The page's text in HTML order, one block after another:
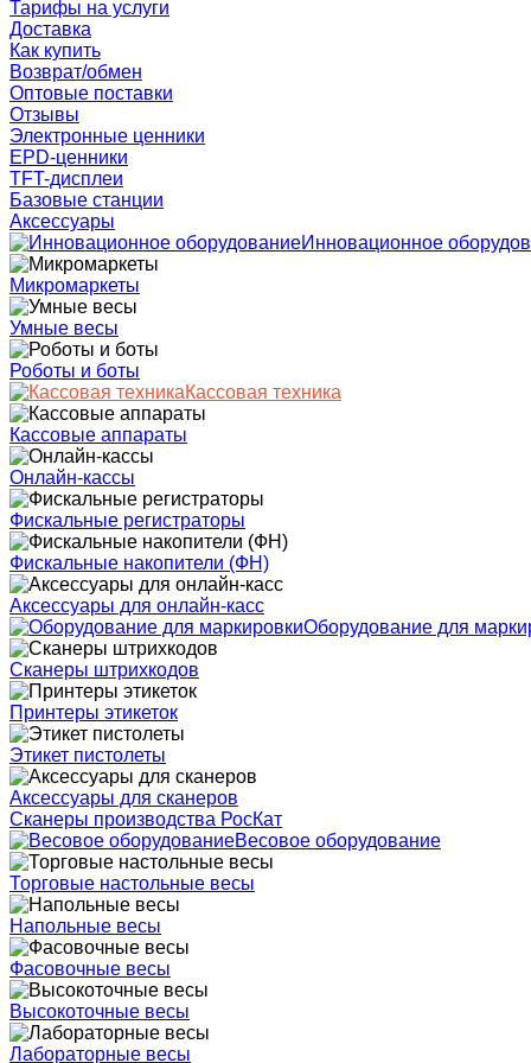
Тарифы на услуги
Доставка
Как купить
Возврат/обмен
Оптовые поставки
Отзывы
Электронные ценники
EPD-ценники
TFT-дисплеи
Базовые станции
Аксессуары
Инновационное
Микромаркеты
Умные весы
Роботы и боты
Кассовая техника
Кассовые аппараты
Онлайн-кассы
Фискальные регистраторы
Фискальные накопители (ФН)
Аксессуары для онлайн-касс
Оборудование для
Сканеры штрихкодов
Принтеры этикеток
Этикет пистолеты
Аксессуары для сканеров
Сканеры производства РосКат
Весовое оборудование
Торговые настольные весы
Напольные весы
Фасовочные весы
Высокоточные весы
Лабораторные весы